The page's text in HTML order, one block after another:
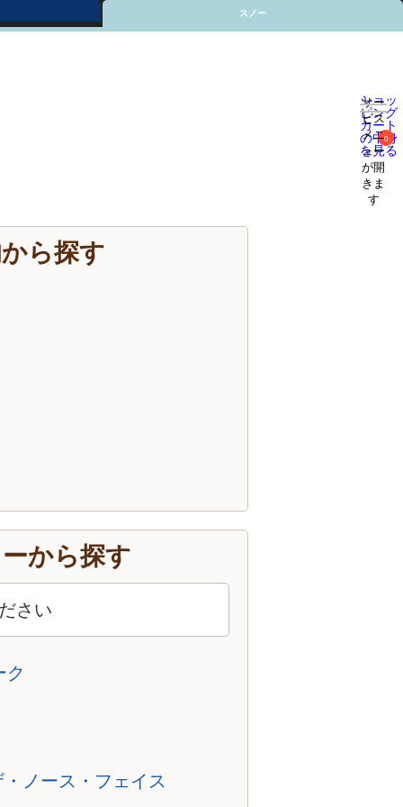
スノー
ショッ
ピング
カート
の中身
を見る
0
サー
ビス
メニ
ュー
が開
きま
す
ら探す
から探す
ク
ノース・フェイス